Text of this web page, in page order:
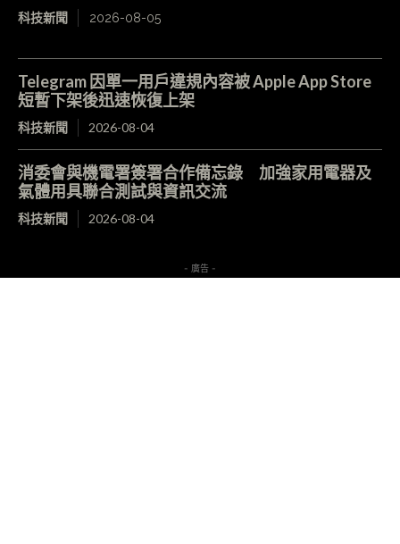
科技新聞 2026-08-05
Telegram 因單一用戶違規內容被 Apple App Store
短暫下架後迅速恢復上架
科技新聞 2026-08-04
消委會與機電署簽署合作備忘錄 加強家用電器及
氣體用具聯合測試與資訊交流
科技新聞 2026-08-04
- 廣告 -